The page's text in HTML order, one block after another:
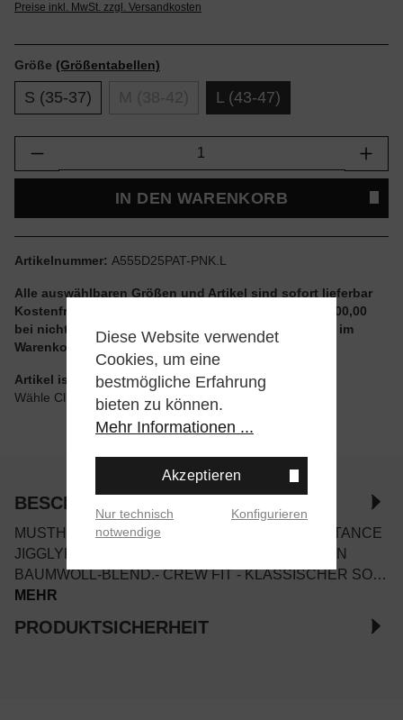
Preise inkl. MwSt. zzgl. Versandkosten
Größe (Größentabellen)
S (35-37) L (43-47)
Produkt Anzahl: Gib den gewünschten
IN DEN WARENKORB
Artikelnummer: A555D25PAT-PNK.L
Alle auswählbaren Größen und Artikel sind sofort lieferbar
Kostenfreier Versand ab einem Einkaufswert von € 100,00
bei nicht reduzierten Artikeln und ohne Aktionscode im
Warenkorb
Artikel ist wie angegeben im Store verfügbar
Wähle Click & Collect beim Checkout
BESCHREIBUNG
MUSTHAVE FÜR ALLE POKEMON FANS! DIE STANCE
JIGGLYPUFF CREW SOCKE IN KOMFORTABLEN
BAUMWOLL-BLEND.- CREW FIT - KLASSISCHER SO…
MEHR
PRODUKTSICHERHEIT
Diese Website verwendet
Cookies, um eine
bestmögliche Erfahrung
bieten zu können.
Mehr Informationen ...
Akzeptieren
Nur technisch
notwendige
Konfigurieren